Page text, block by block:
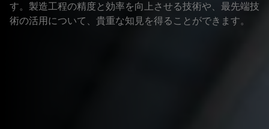
す。製造工程の精度と効率を向上させる技術や、最先端技
術の活用について、貴重な知見を得ることができます。